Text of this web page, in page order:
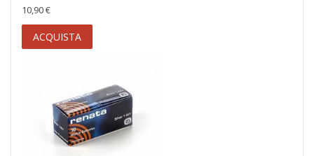
10,90 €
ACQUISTA